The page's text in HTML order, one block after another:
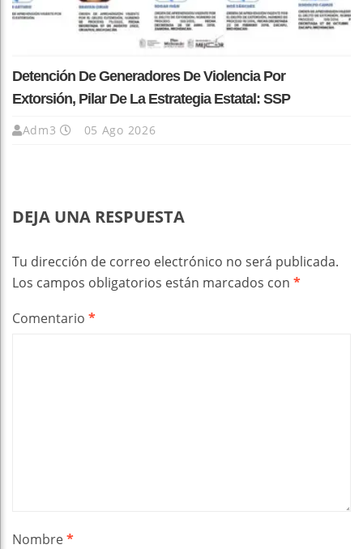
Detención De Generadores De Violencia Por
Extorsión, Pilar De La Estrategia Estatal: SSP
Adm3 05 Ago 2026
DEJA UNA RESPUESTA
Tu dirección de correo electrónico no será publicada.
Los campos obligatorios están marcados con *
Comentario *
Nombre*